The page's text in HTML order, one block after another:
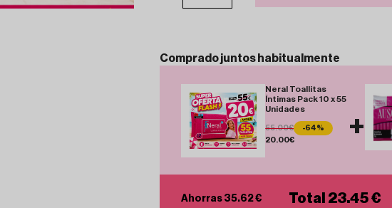
Compradojuntos habitualmente
Neral Toallitas
Íntimas Pack 10 x 55
Unidades
55.00€
-64%
20.00€
+
Ahorras 35.62 € Total 23.45 €